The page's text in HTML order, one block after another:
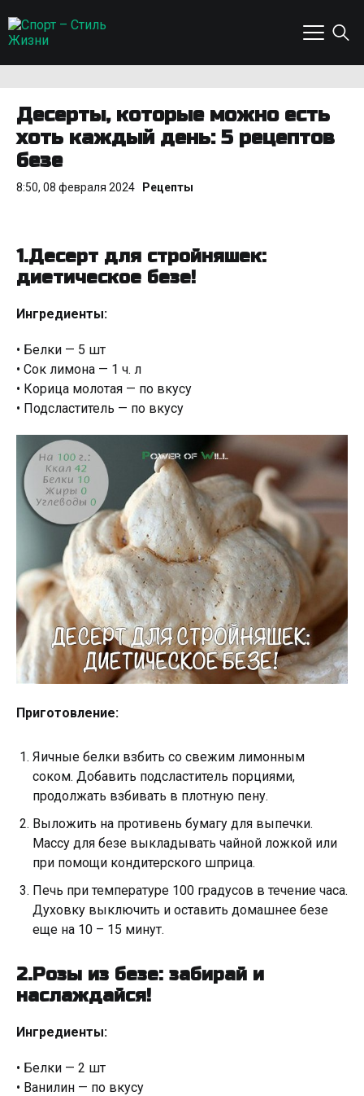
Десерты, которые можно есть
хоть каждый день: 5 рецептов
безе
8:50, 08 февраля 2024 Рецепты
1.Десерт для стройняшек:
диетическое безе!
Ингредиенты:
• Белки — 5 шт
• Сок лимона — 1 ч. л
• Корица молотая — по вкусу
• Подсластитель — по вкусу
Приготовление:
Яичные белки взбить со свежим лимонным
соком. Добавить подсластитель порциями,
продолжать взбивать в плотную пену.
Выложить на противень бумагу для выпечки.
Массу для безе выкладывать чайной ложкой или
при помощи кондитерского шприца.
Печь при температуре 100 градусов в течение часа.
Духовку выключить и оставить домашнее безе
еще на 10 – 15 минут.
2.Розы из безе: забирай и
наслаждайся!
Ингредиенты:
• Белки — 2 шт
• Ванилин — по вкусу